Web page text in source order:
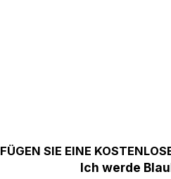
FÜGEN SIE EINE
Ich werde